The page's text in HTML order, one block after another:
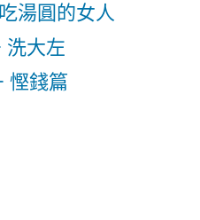
湯圓的女人
洗大左
慳錢篇